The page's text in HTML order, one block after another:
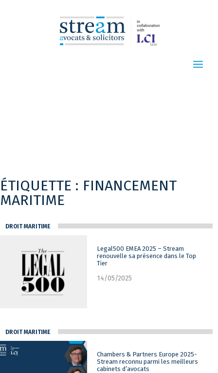
ÉTIQUETTE : FINANCEMENT
MARITIME
DROIT MARITIME
Legal500 EMEA 2025 – Stream
renouvelle sa présence dans le Top
Tier
14/05/2025
DROIT MARITIME
Chambers & Partners Europe 2025-
Stream reconnu parmi les meilleurs
cabinets d’avocats